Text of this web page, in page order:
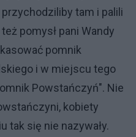
tam i palili
pomysł pani Wandy
pomnik
i w miejscu tego
Powstańczyń". Nie
kobiety
tak się nie nazywały.